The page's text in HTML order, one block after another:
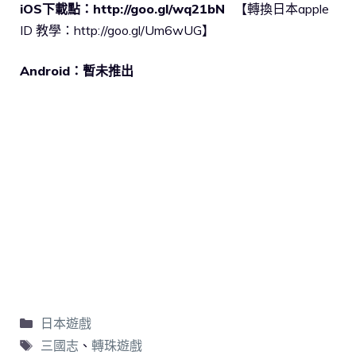
iOS下載點：http://goo.gl/wq21bN 【轉換日本apple
ID 教學：http://goo.gl/Um6wUG】
Android：暫未推出
日本遊戲
三國志、 轉珠遊戲